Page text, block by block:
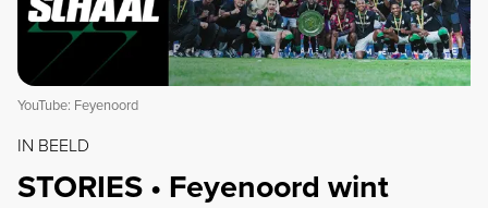
YouTube: Feyenoord
IN BEELD
STORIES • Feyenoord wint